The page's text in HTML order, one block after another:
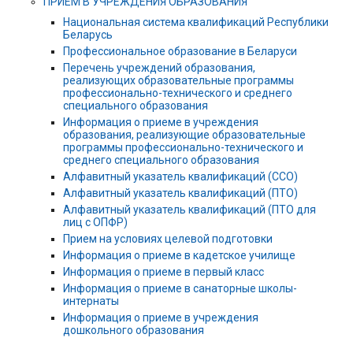
Национальная система квалификаций Республики
Беларусь
Профессиональное образование в Беларуси
Перечень учреждений образования,
реализующих образовательные программы
профессионально-технического и среднего
специального образования
Информация о приеме в учреждения
образования, реализующие образовательные
программы профессионально-технического и
среднего специального образования
Алфавитный указатель квалификаций (ССО)
Алфавитный указатель квалификаций (ПТО)
Алфавитный указатель квалификаций (ПТО для
лиц с ОПФР)
Прием на условиях целевой подготовки
Информация о приеме в кадетское училище
Информация о приеме в первый класс
Информация о приеме в санаторные школы-
интернаты
Информация о приеме в учреждения
дошкольного образования